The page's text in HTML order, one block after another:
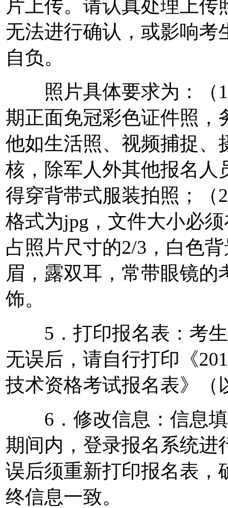
片上传。请认真处理上
无法进行确认，或影响考
自负。
照片具体要求为：（1
期正面免冠彩色证件照，
他如生活照、视频捕捉、
核，除军人外其他报名人
得穿背带式服装拍照；（
格式为jpg，文件大小必
占照片尺寸的2/3，白色
眉，露双耳，常带眼镜
饰。
5．打印报名表：考生
无误后，请自行打印《
技术资格考试报名表》（
6．修改信息：信息填
期间内，登录报名系统进
误后须重新打印报名表，
终信息一致。